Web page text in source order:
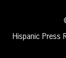
Hispanic Press